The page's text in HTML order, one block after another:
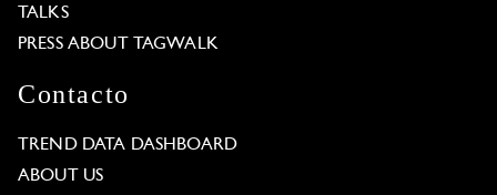
TALKS
PRESS ABOUT TAGWALK
Contacto
TREND DATA DASHBOARD
ABOUT US